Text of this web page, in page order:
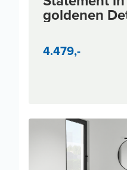
goldenen
4.479,-